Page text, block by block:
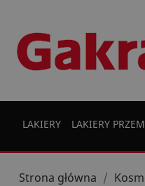
LAKIERY LAKIERY
Strona główna